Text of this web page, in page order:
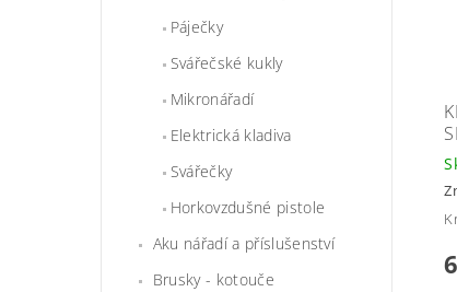
Páječky
Svářečské kukly
Mikronářadí
Elektrická kladiva
Svářečky
Horkovzdušné pistole
Aku nářadí a příslušenství
Brusky - kotouče